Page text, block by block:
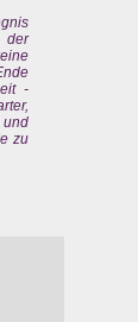
der
-
und
zu